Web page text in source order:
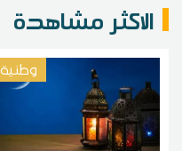
الاكثر مشاهدة
وطنية